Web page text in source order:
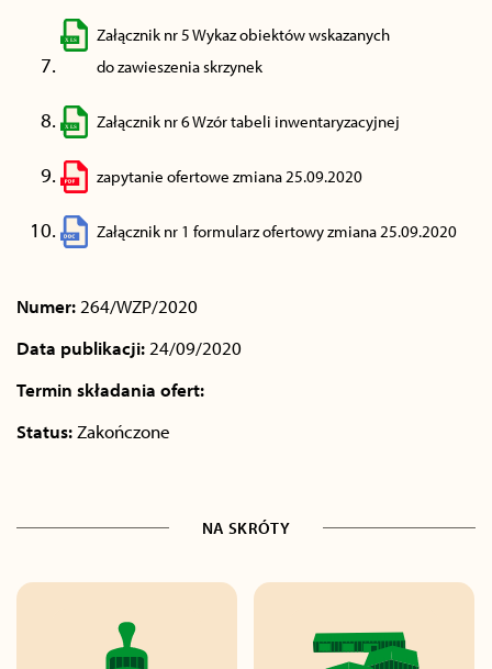
Załącznik nr 5 Wykaz obiektów wskazanych
do zawieszenia skrzynek
Załącznik nr 6 Wzór tabeli inwentaryzacyjnej
zapytanie ofertowe zmiana 25.09.2020
Załącznik nr 1 formularz ofertowy zmiana 25.09.2020
Numer: 264/WZP/2020
Data publikacji: 24/09/2020
Termin składania ofert:
Status: Zakończone
NA SKRÓTY